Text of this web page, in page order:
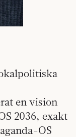
en vision
2036, exakt
OS